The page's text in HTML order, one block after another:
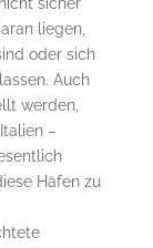
sicher
liegen,
oder sich
Auch
werden,
–
Häfen zu